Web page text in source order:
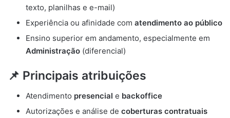
texto, planilhas e e-mail)
Experiência ou afinidade com atendimento ao público
Ensino superior em andamento, especialmente em
Administração (diferencial)
📌 Principais atribuições
Atendimento presencial e backoffice
Autorizações e análise de coberturas contratuais